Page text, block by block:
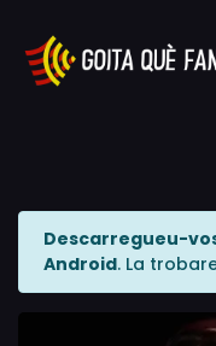
Descarregueu-
Android. La